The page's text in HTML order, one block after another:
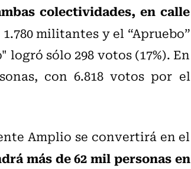
colectividades, en calle
militantes y el “Apruebo”
logró sólo 298 votos (17%). En
con 6.818 votos por el
Amplio se convertirá en el
más de 62 mil personas en